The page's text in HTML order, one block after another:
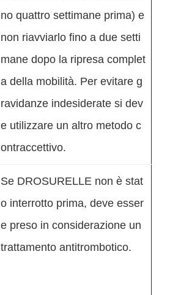
no quattro settimane prima) e
non riavviarlo fino a due setti
mane dopo la ripresa complet
a della mobilità. Per evitare g
ravidanze indesiderate si dev
e utilizzare un altro metodo c
ontraccettivo.
Se DROSURELLE non è stat
o interrotto prima, deve esser
e preso in considerazione un
trattamento antitrombotico.